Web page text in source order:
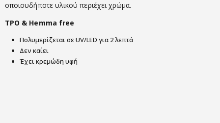
οποιουδήποτε υλικού περιέχει χρώμα.
TPO & Hemma free
Πολυμερίζεται σε UV/LED για 2 λεπτά
Δεν καίει
Έχει κρεμώδη υφή